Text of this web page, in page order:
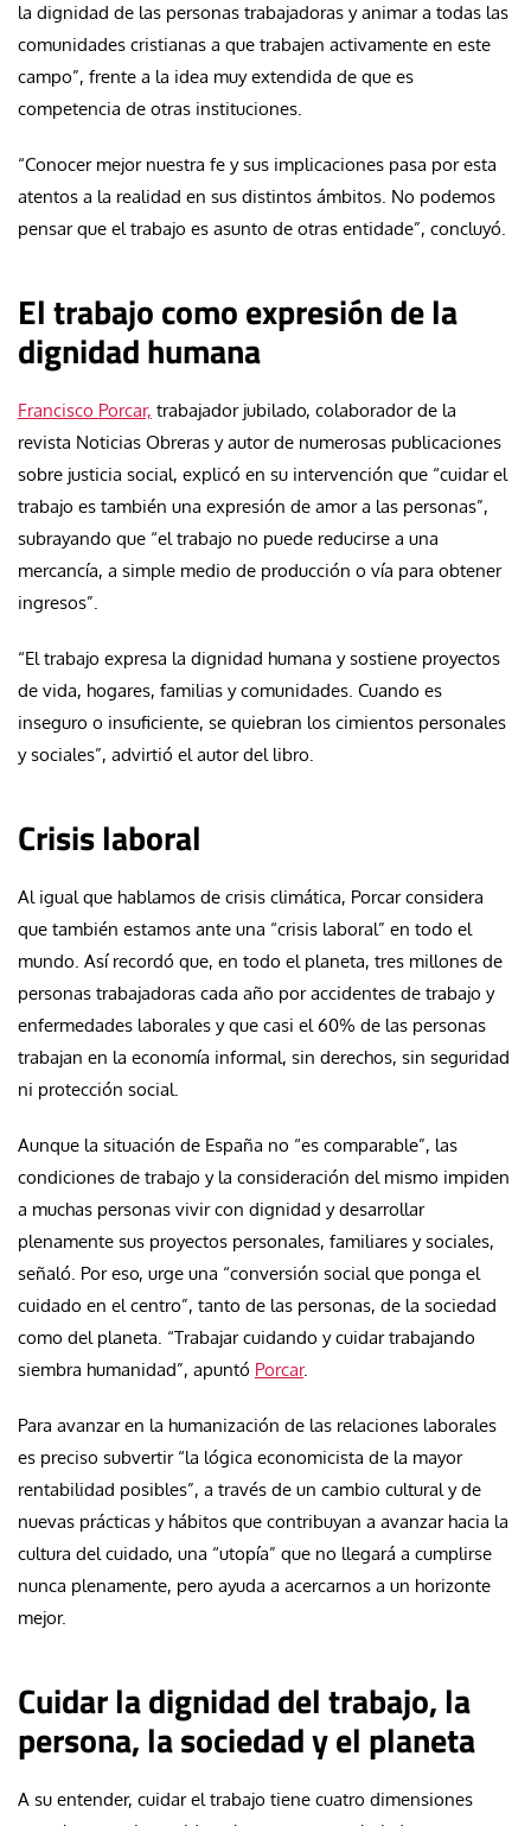
la dignidad de las personas trabajadoras y animar a todas las
comunidades cristianas a que trabajen activamente en este
campo”, frente a la idea muy extendida de que es
competencia de otras instituciones.
“Conocer mejor nuestra fe y sus implicaciones pasa por esta
atentos a la realidad en sus distintos ámbitos. No podemos
pensar que el trabajo es asunto de otras entidade”, concluyó.
El trabajo como expresión de la
dignidad humana
Francisco Porcar, trabajador jubilado, colaborador de la
revista Noticias Obreras y autor de numerosas publicaciones
sobre justicia social, explicó en su intervención que “cuidar el
trabajo es también una expresión de amor a las personas”,
subrayando que “el trabajo no puede reducirse a una
mercancía, a simple medio de producción o vía para obtener
ingresos”.
“El trabajo expresa la dignidad humana y sostiene proyectos
de vida, hogares, familias y comunidades. Cuando es
inseguro o insuficiente, se quiebran los cimientos personales
y sociales”, advirtió el autor del libro.
Crisis laboral
Al igual que hablamos de crisis climática, Porcar considera
que también estamos ante una “crisis laboral” en todo el
mundo. Así recordó que, en todo el planeta, tres millones de
personas trabajadoras cada año por accidentes de trabajo y
enfermedades laborales y que casi el 60% de las personas
trabajan en la economía informal, sin derechos, sin seguridad
ni protección social.
Aunque la situación de España no “es comparable”, las
condiciones de trabajo y la consideración del mismo impiden
a muchas personas vivir con dignidad y desarrollar
plenamente sus proyectos personales, familiares y sociales,
señaló. Por eso, urge una “conversión social que ponga el
cuidado en el centro”, tanto de las personas, de la sociedad
como del planeta. “Trabajar cuidando y cuidar trabajando
siembra humanidad”, apuntó Porcar.
Para avanzar en la humanización de las relaciones laborales
es preciso subvertir “la lógica economicista de la mayor
rentabilidad posibles”, a través de un cambio cultural y de
nuevas prácticas y hábitos que contribuyan a avanzar hacia la
cultura del cuidado, una “utopía” que no llegará a cumplirse
nunca plenamente, pero ayuda a acercarnos a un horizonte
mejor.
Cuidar la dignidad del trabajo, la
persona, la sociedad y el planeta
A su entender, cuidar el trabajo tiene cuatro dimensiones